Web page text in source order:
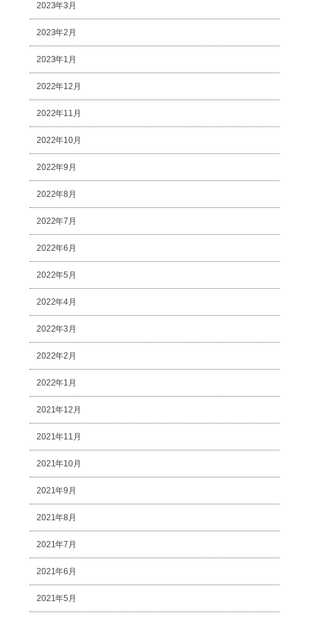
2023年3月
2023年2月
2023年1月
2022年12月
2022年11月
2022年10月
2022年9月
2022年8月
2022年7月
2022年6月
2022年5月
2022年4月
2022年3月
2022年2月
2022年1月
2021年12月
2021年11月
2021年10月
2021年9月
2021年8月
2021年7月
2021年6月
2021年5月